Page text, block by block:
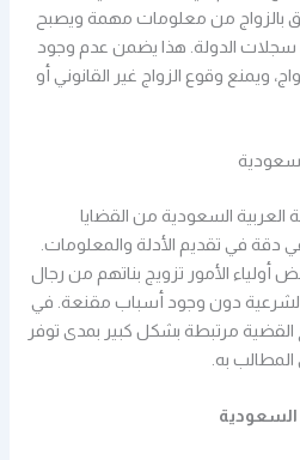
بالزواج من معلومات مهمة ويصبح
الدولة. هذا يضمن عدم وجود
ويمنع وقوع الزواج غير القانوني أو
العربية السعودية من القضايا
دقة في تقديم الأدلة والمعلومات.
أولياء الأمور تزويج بناتهم من رجال
دون وجود أسباب مقنعة. في
القضية مرتبطة بشكل كبير بمدى توفر
المطالب به.
السعودية